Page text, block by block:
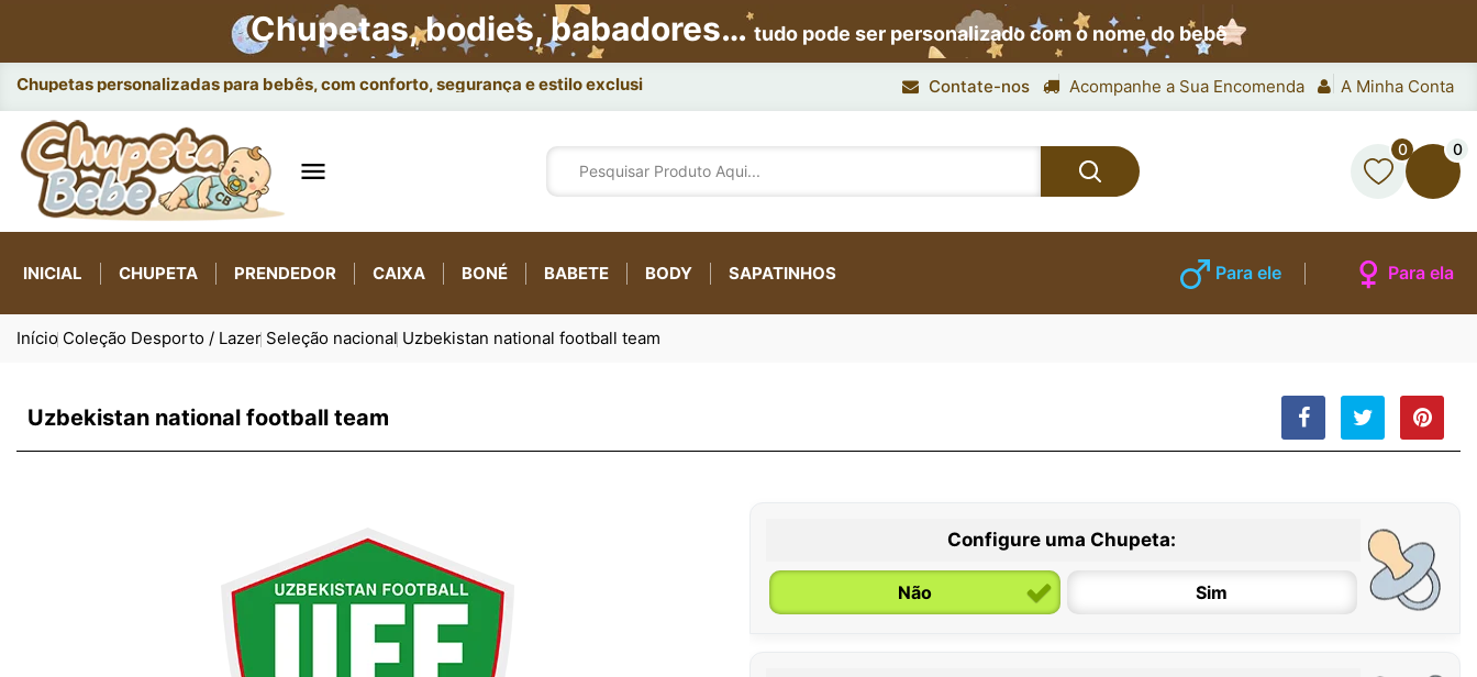
Chupetas, bodies, babadores…tudo pode ser personalizado com o nome do bebê
Chupetas personalizadas para bebês, com conforto, segurança e estilo exclusivo. Contate-nos Acompanhe a Sua Encomenda A Minha Conta

0 0
INICIAL CHUPETA PRENDEDOR CAIXA BONÉ BABETE BODY SAPATINHOS Para ele Para ela
Início Coleção Desporto / Lazer Seleção nacional Uzbekistan national football team
Uzbekistan national football team
Configure uma Chupeta:
Não Sim